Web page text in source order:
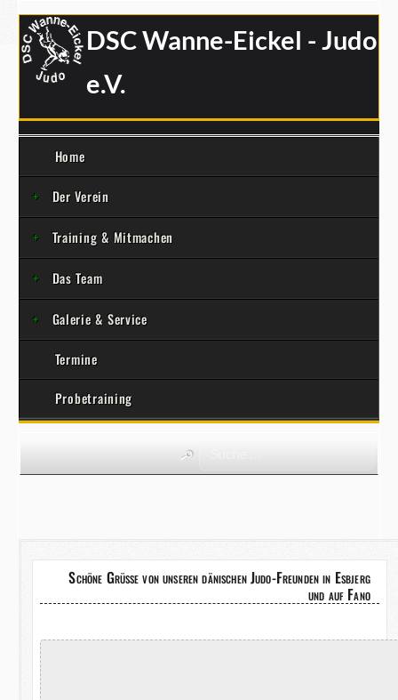
DSC Wanne-Eickel - Judo
e.V.
Home
Der Verein
Training & Mitmachen
Das Team
Galerie & Service
Termine
Probetraining
Schöne Grüße von unseren dänischen Judo-Freunden in Esbjerg
und auf Fano